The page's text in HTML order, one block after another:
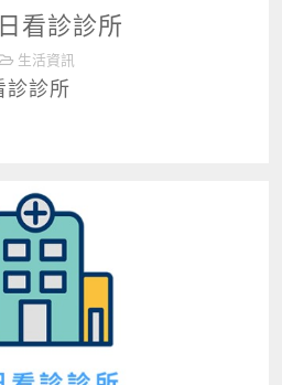
看診診所
生活資訊
診診所